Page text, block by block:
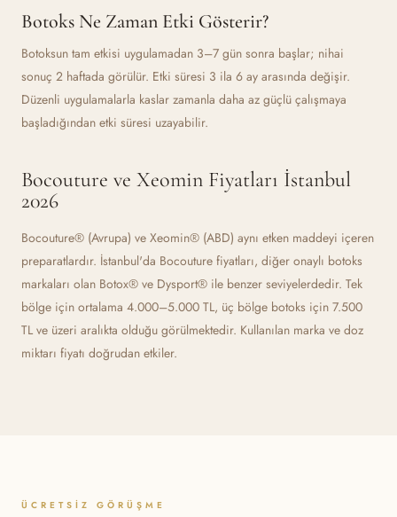
Botoks Ne Zaman Etki Gösterir?
Botoksun tam etkisi uygulamadan 3–7 gün sonra başlar; nihai
sonuç 2 haftada görülür. Etki süresi 3 ila 6 ay arasında değişir.
Düzenli uygulamalarla kaslar zamanla daha az güçlü çalışmaya
başladığından etki süresi uzayabilir.
Bocouture ve Xeomin Fiyatları İstanbul
2026
Bocouture® (Avrupa) ve Xeomin® (ABD) aynı etken maddeyi içeren
preparatlardır. İstanbul'da Bocouture fiyatları, diğer onaylı botoks
markaları olan Botox® ve Dysport® ile benzer seviyelerdedir. Tek
bölge için ortalama 4.000–5.000 TL, üç bölge botoks için 7.500
TL ve üzeri aralıkta olduğu görülmektedir. Kullanılan marka ve doz
miktarı fiyatı doğrudan etkiler.
ÜCRETSIZ GÖRÜŞME